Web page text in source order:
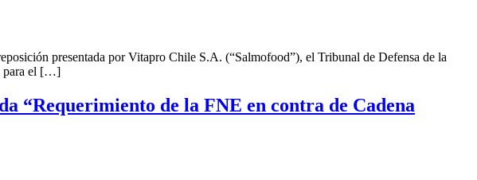
presentada por Vitapro Chile S.A. (“Salmofood”), el Tribunal de Defensa de la
para el […]
“Requerimiento de la FNE en contra de Cadena